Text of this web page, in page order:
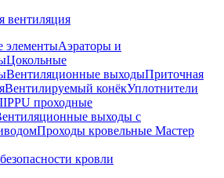
вентиляция
элементыАэраторы и
Цокольные
Вентиляционные выходыПриточная
Вентилируемый конёкУплотнители
проходные
выходы с
Проходы кровельные Мастер
кровли